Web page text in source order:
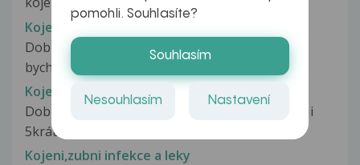
Kojení, únava, mravenčení různě po těle
Dobrý den pane doktore/paní doktorko, chtěla
bych se poradit, zda může chronické...
Kojení, únava, vitamín D
Dobrý den, už přes rok syna kojím (někdy stále i
5krát za den) a snažím se...
Kojeni,zubni infekce a leky
pomohli. Souhlasíte?
Souhlasím
Nesouhlasím Nastavení